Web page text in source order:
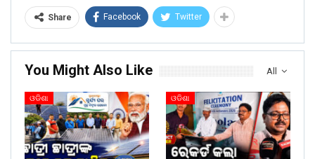
Share Facebook Twitter
All
You Might Also Like
ଓଡିଶା ଓଡିଶା